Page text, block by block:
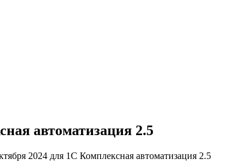
автоматизация 2.5
2024 для 1С Комплексная автоматизация 2.5